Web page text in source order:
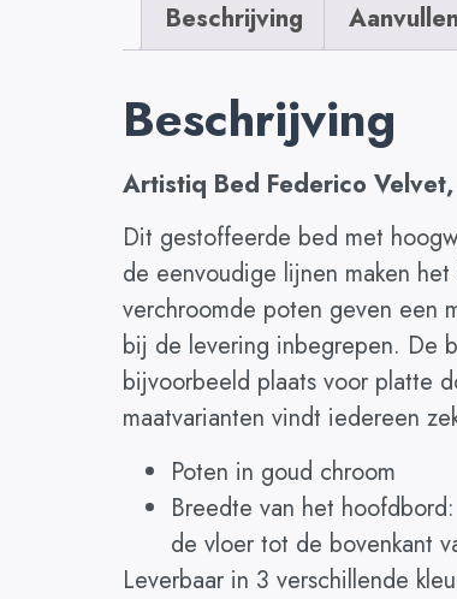
Beschrijving
Beschrijving
Artistiq Bed Federico
Dit gestoffeerde bed met
de eenvoudige lijnen maken
verchroomde poten geven een
bij de levering inbegrepen. De
bijvoorbeeld plaats voor platte
maatvarianten vindt iedereen
Poten in goud chroom
Breedte van het
de vloer tot de bovenkant
Leverbaar in 3 verschillende